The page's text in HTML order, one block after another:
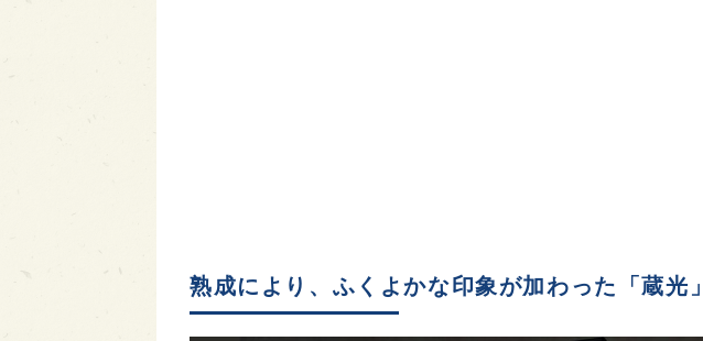
熟成により、ふくよかな印象が加わった「蔵光」